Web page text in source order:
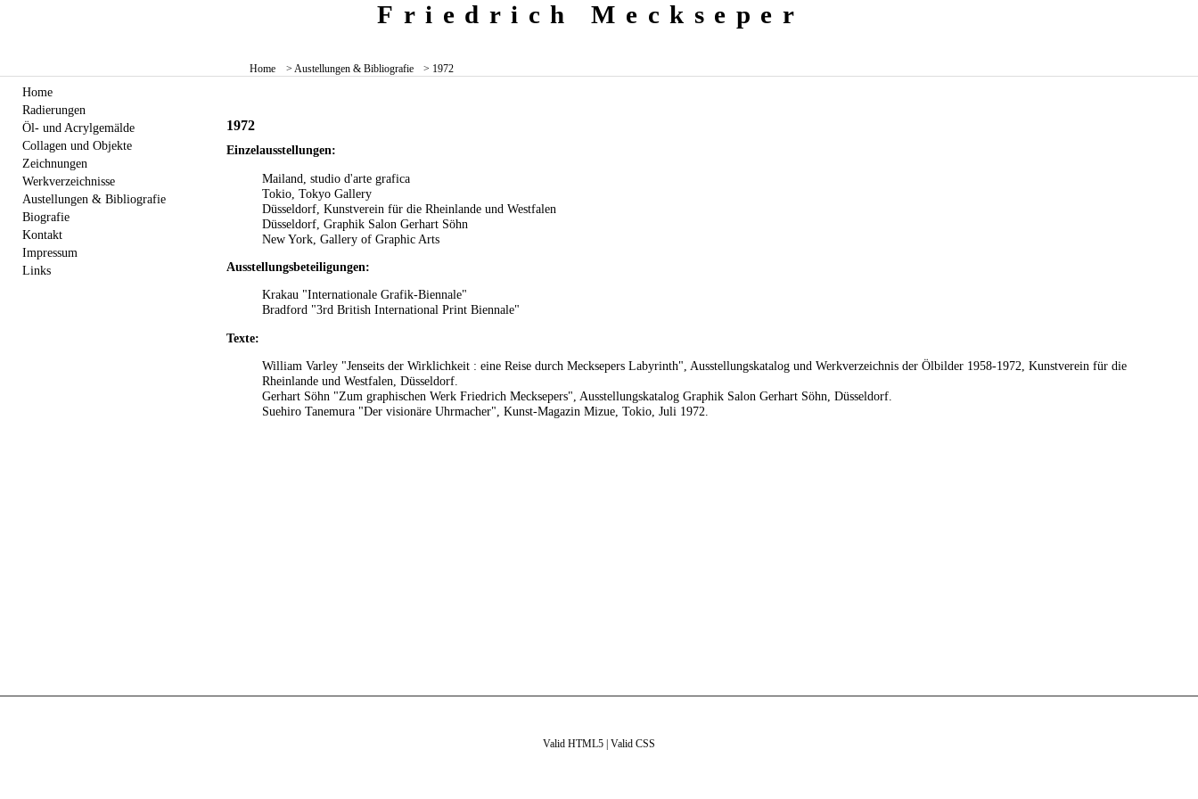
Friedrich Meckseper
Home > Austellungen & Bibliografie > 1972
1972
Einzelausstellungen:
Mailand, studio d'arte grafica
Tokio, Tokyo Gallery
Düsseldorf, Kunstverein für die Rheinlande und Westfalen
Düsseldorf, Graphik Salon Gerhart Söhn
New York, Gallery of Graphic Arts
Ausstellungsbeteiligungen:
Krakau "Internationale Grafik-Biennale"
Bradford "3rd British International Print Biennale"
Texte:
William Varley "Jenseits der Wirklichkeit : eine Reise durch Mecksepers Labyrinth", Ausstellungskatalog und Werkverzeichnis der Ölbilder 1958-1972, Kunstverein für die
Rheinlande und Westfalen, Düsseldorf.
Gerhart Söhn "Zum graphischen Werk Friedrich Mecksepers", Ausstellungskatalog Graphik Salon Gerhart Söhn, Düsseldorf.
Suehiro Tanemura "Der visionäre Uhrmacher", Kunst-Magazin Mizue, Tokio, Juli 1972.
Home
Radierungen
Öl- und Acrylgemälde
Collagen und Objekte
Zeichnungen
Werkverzeichnisse
Austellungen & Bibliografie
Biografie
Kontakt
Impressum
Links
Valid HTML5 Valid CSS